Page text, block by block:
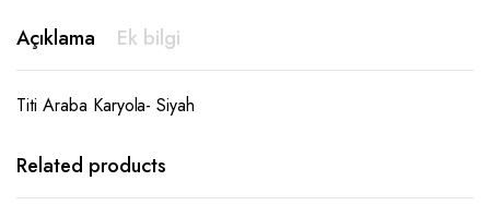
Açıklama Ek bilgi
Titi Araba Karyola- Siyah
Related products